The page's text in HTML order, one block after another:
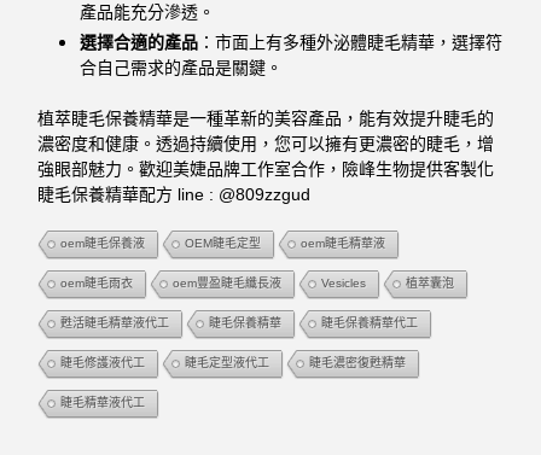
產品能充分滲透。
選擇合適的產品 ：市面上有多種外泌體睫毛精華，選擇符
合自己需求的產品是關鍵。
植萃睫毛保養精華是一種革新的美容產品，能有效提升睫毛的
濃密度和健康。透過持續使用，您可以擁有更濃密的睫毛，增
強眼部魅力。歡迎美婕品牌工作室合作，險峰生物提供客製化
睫毛保養精華配方 line : @809zzgud
oem睫毛保養液 OEM睫毛定型 oem睫毛精華液
oem睫毛雨衣 oem豐盈睫毛纖長液 Vesicles 植萃囊泡
甦活睫毛精華液代工 睫毛保養精華 睫毛保養精華代工
睫毛修護液代工 睫毛定型液代工 睫毛濃密復甦精華
睫毛精華液代工